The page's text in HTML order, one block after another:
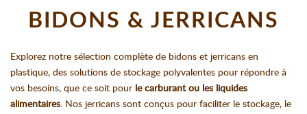
BIDONS & JERRICANS
Explorez notre sélection complète de bidons et jerricans en
plastique, des solutions de stockage polyvalentes pour répondre à
vos besoins, que ce soit pour le carburant ou les liquides
alimentaires . Nos jerricans sont conçus pour faciliter le stockage, le